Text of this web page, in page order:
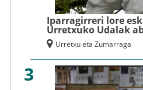
Iparragirreri lore
Urretxuko Udalak
Urretxu eta Zumarraga
3